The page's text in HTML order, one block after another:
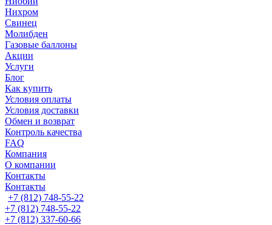
Нихром
Свинец
Молибден
Газовые баллоны
Акции
Услуги
Блог
Как купить
Условия оплаты
Условия доставки
Обмен и возврат
Контроль качества
FAQ
Компания
О компании
Контакты
Контакты
+7 (812) 748-55-22
+7 (812) 748-55-22
+7 (812) 337-60-66